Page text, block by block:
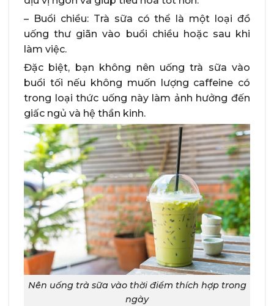
– Buổi chiều: Trà sữa có thể là một loại đồ
uống thư giãn vào buổi chiều hoặc sau khi
làm việc.
Đặc biệt, bạn không nên uống trà sữa vào
buổi tối nếu không muốn lượng caffeine có
trong loại thức uống này làm ảnh hưởng đến
giấc ngủ và hệ thần kinh.
Nên uống trà sữa vào thời điểm thích hợp trong
ngày